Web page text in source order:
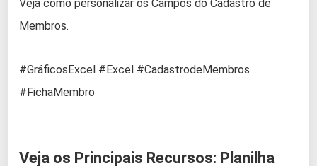
Veja como personalizar os Campos do Cadastro de
Membros.
#GráficosExcel #Excel #CadastrodeMembros
#FichaMembro
Veja os Principais Recursos: Planilha